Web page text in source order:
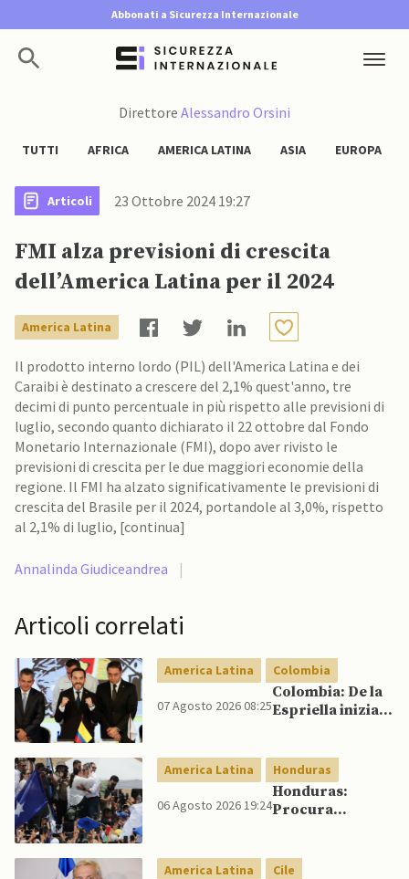
Abbonati a Sicurezza Internazionale
Direttore Alessandro Orsini
TUTTI AFRICA AMERICA LATINA ASIA EUROPA
Articoli 23 Ottobre 2024 19:27
FMI alza previsioni di crescita
dell’America Latina per il 2024
America Latina
Il prodotto interno lordo (PIL) dell'America Latina e dei
Caraibi è destinato a crescere del 2,1% quest'anno, tre
decimi di punto percentuale in più rispetto alle previsioni di
luglio, secondo quanto dichiarato il 22 ottobre dal Fondo
Monetario Internazionale (FMI), dopo aver rivisto le
previsioni di crescita per le due maggiori economie della
regione. Il FMI ha alzato significativamente le previsioni di
crescita del Brasile per il 2024, portandole al 3,0%, rispetto
al 2,1% di luglio, [continua]
Annalinda Giudiceandrea |
Articoli correlati
America Latina Colombia
07 Agosto 2026 08:25
Colombia: De la
Espriella inizia il
America Latina Honduras
06 Agosto 2026 19:24
Honduras:
Procura
presidente
America Latina Cile